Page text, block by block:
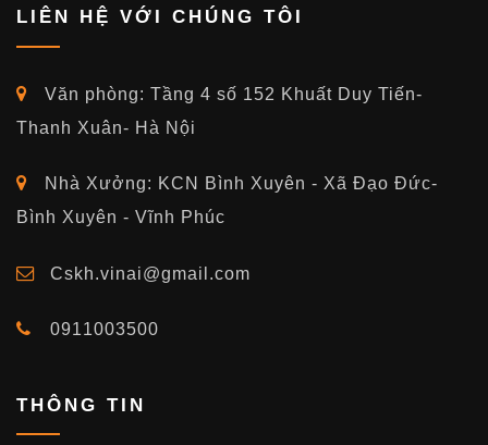
LIÊN HỆ VỚI CHÚNG TÔI
Văn phòng: Tầng 4 số 152 Khuất Duy Tiến-
Thanh Xuân- Hà Nội
Nhà Xưởng: KCN Bình Xuyên - Xã Đạo Đức-
Bình Xuyên - Vĩnh Phúc
Cskh.vinai@gmail.com
0911003500
THÔNG TIN